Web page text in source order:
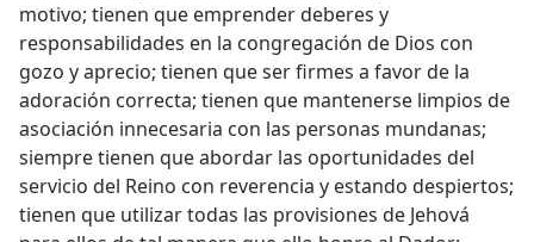
motivo; tienen que emprender deberes y
responsabilidades en la congregación de Dios con
gozo y aprecio; tienen que ser firmes a favor de la
adoración correcta; tienen que mantenerse limpios de
asociación innecesaria con las personas mundanas;
siempre tienen que abordar las oportunidades del
servicio del Reino con reverencia y estando despiertos;
tienen que utilizar todas las provisiones de Jehová